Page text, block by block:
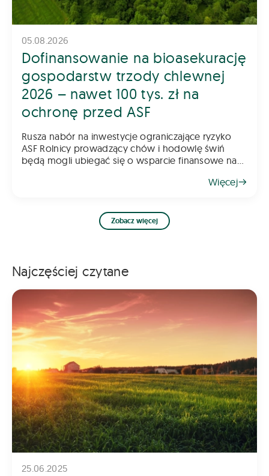
05.08.2026
Dofinansowanie na bioasekurację
gospodarstw trzody chlewnej
2026 – nawet 100 tys. zł na
ochronę przed ASF
Rusza nabór na inwestycje ograniczające ryzyko
ASF Rolnicy prowadzący chów i hodowlę świń
będą mogli ubiegać się o wsparcie finansowe na
gospodarstwa. Pomoc ma na celu ograniczenie
Więcej
Zobacz więcej
Najczęściej czytane
25.06.2025